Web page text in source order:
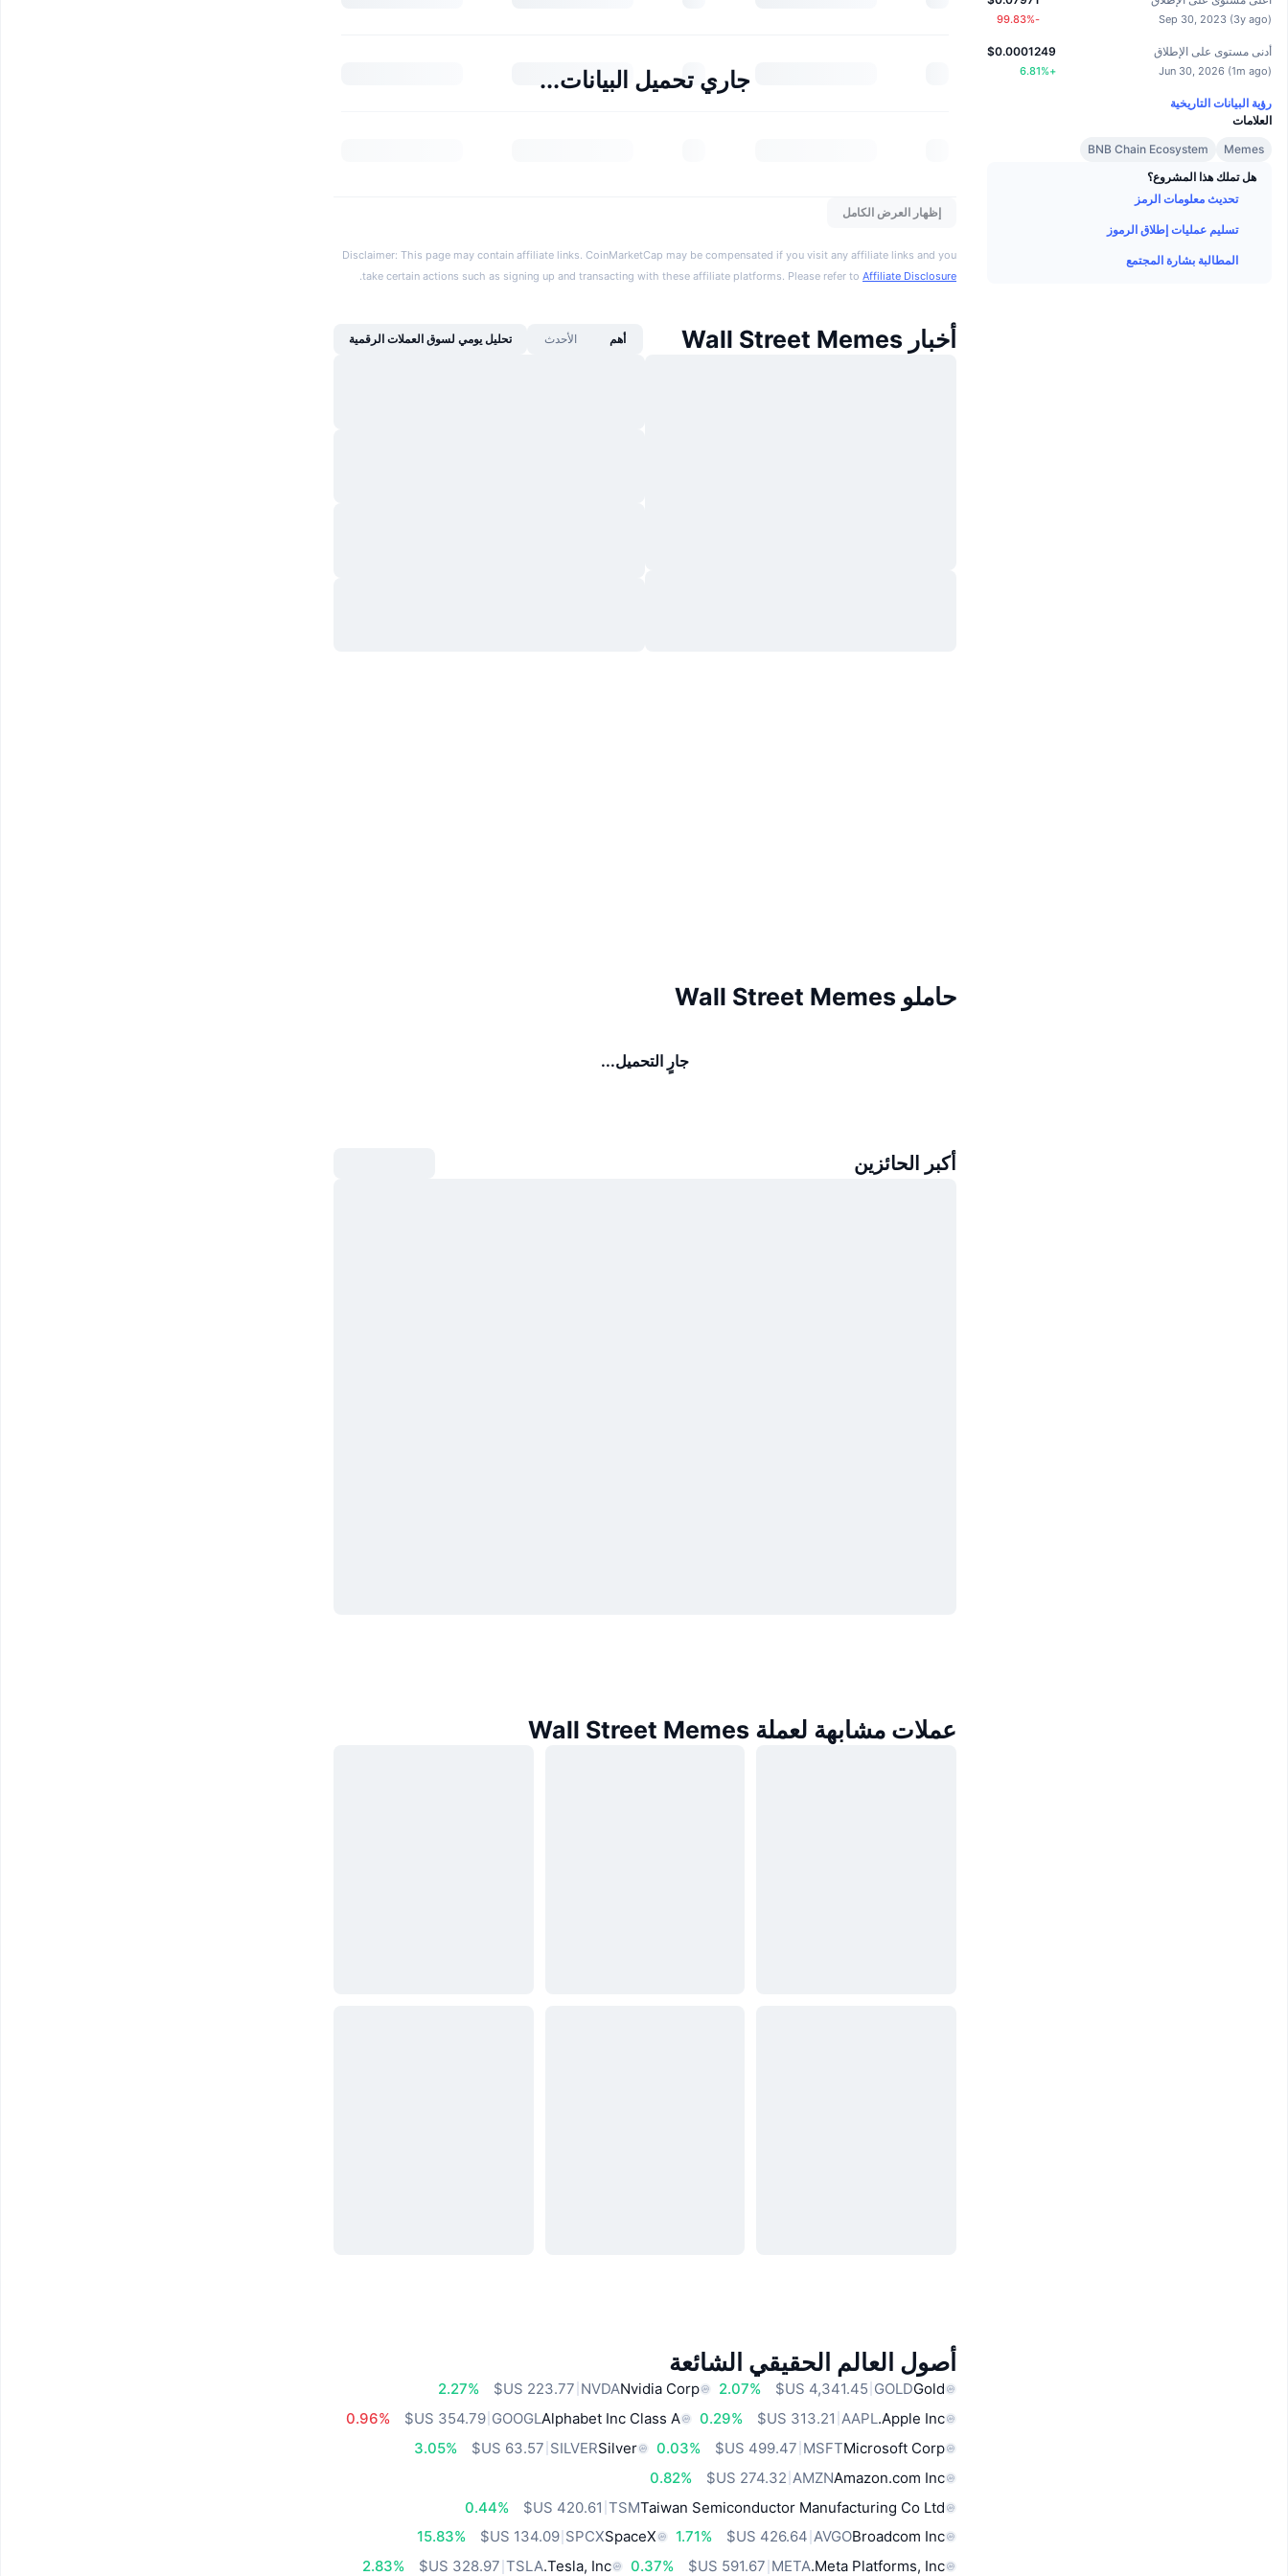
Sep 30, 2023 (3y ago)
-99.83
%
أدنى مستوى على الإطلاق
Jun 30, 2026 (1m ago)
$0.0001249
+
6.81%
رؤية البيانات التاريخية
العلامات
Memes
BNB Chain Ecosystem
هل تملك هذا المشروع؟
تحديث معلومات الرمز
تسليم عمليات إطلاق الرموز
المطالبة بشارة المجتمع
جاري تحميل البيانات...
إظهار العرض الكامل
Disclaimer: This page may contain affiliate links. CoinMarketCap may be compensated if you visit any affiliate links and you
take certain actions such as signing up and transacting with these affiliate platforms. Please refer to Affiliate Disclosure
.
أخبار Wall Street Memes أهم الأحدث تحليل يومي لسوق العملات الرقمية
حاملو Wall Street Memes
جارٍ التحميل...
أكبر الحائزين
عملات مشابهة لعملة Wall Street Memes
أصول العالم الحقيقي الشائعة
Gold
GOLD
2.07%
Nvidia Corp
NVDA
2.27%
Apple Inc.
AAPL
0.29%
Alphabet Inc Class A
GOOGL
‏354.79 US$
0.96%
Microsoft Corp
MSFT
0.03%
Silver
SILVER
3.05%
Amazon.com Inc
AMZN
0.82%
Taiwan Semiconductor Manufacturing Co Ltd
TSM
0.44%
Broadcom Inc
AVGO
1.71%
SpaceX
SPCX
‏134.09 US$
15.83%
Meta Platforms, Inc.
META
0.37%
Tesla, Inc.
TSLA
2.83%